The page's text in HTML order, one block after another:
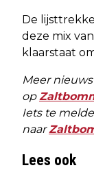
De
deze mix
klaarstaat
Meer
op
Iets te
naar
Lees ook